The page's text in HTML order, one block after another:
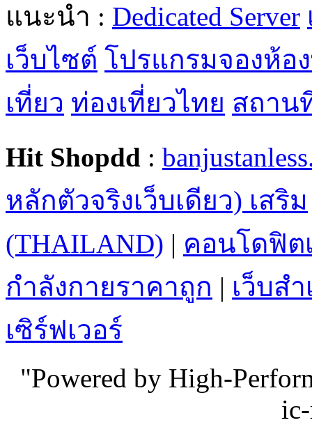
แนะนำ : Dedicated Server
เว็บไซต์ โปรแกรมจองห้อ
เที่ยว ท่องเที่ยวไทย สถาน
Hit Shopdd :
หลักตัวจริงเว็บเดียว) เสริม
(THAILAND) | คอนโดฟิต
กำลังกายราคาถูก | เว็บส
เซิร์ฟเวอร์
"Powered by High-